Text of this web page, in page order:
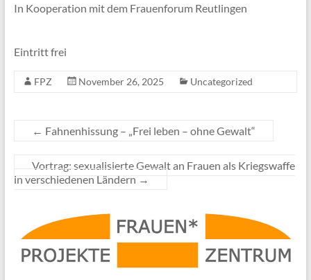
In Kooperation mit dem Frauenforum Reutlingen
Eintritt frei
FPZ November 26, 2025 Uncategorized
← Fahnenhissung – „Frei leben – ohne Gewalt“
Vortrag: sexualisierte Gewalt an Frauen als Kriegswaffe
in verschiedenen Ländern →